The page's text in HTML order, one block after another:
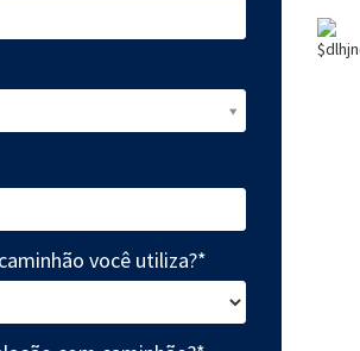
você utiliza?*